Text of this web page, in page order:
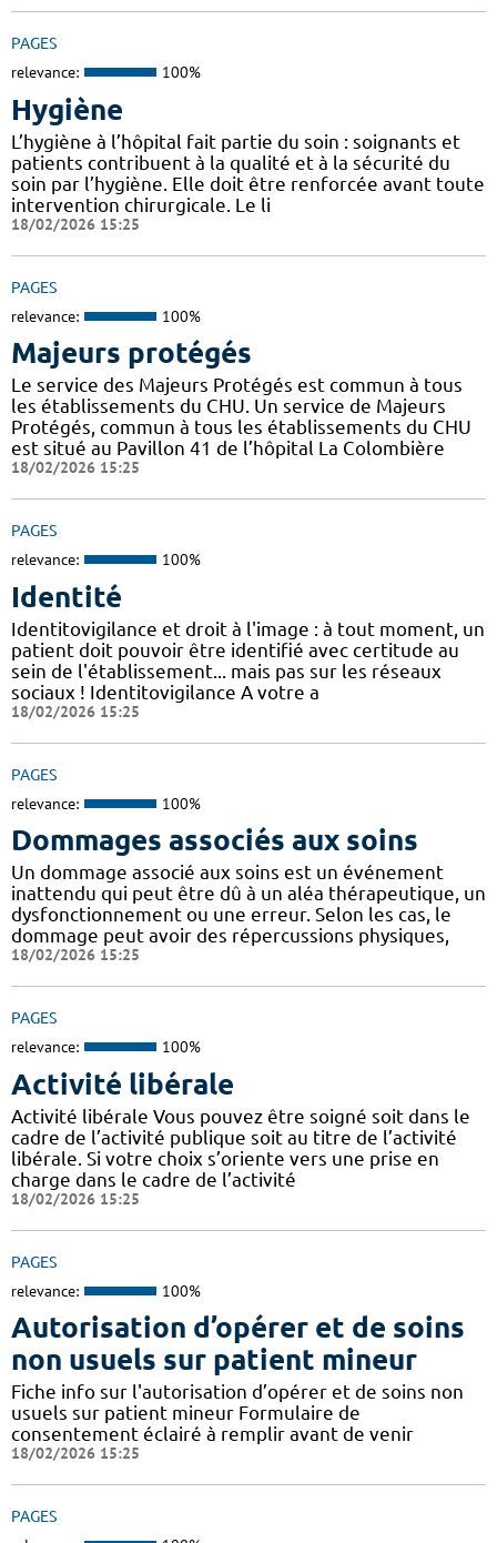
PAGES
relevance: 100%
Hygiène
L’hygiène à l’hôpital fait partie du soin : soignants et
patients contribuent à la qualité et à la sécurité du
soin par l’hygiène. Elle doit être renforcée avant toute
intervention chirurgicale. Le li
18/02/2026 15:25
PAGES
relevance: 100%
Majeurs protégés
Le service des Majeurs Protégés est commun à tous
les établissements du CHU. Un service de Majeurs
Protégés, commun à tous les établissements du CHU
est situé au Pavillon 41 de l’hôpital La Colombière
18/02/2026 15:25
PAGES
relevance: 100%
Identité
Identitovigilance et droit à l'image : à tout moment, un
patient doit pouvoir être identifié avec certitude au
sein de l'établissement... mais pas sur les réseaux
sociaux ! Identitovigilance A votre a
18/02/2026 15:25
PAGES
relevance: 100%
Dommages associés aux soins
Un dommage associé aux soins est un événement
inattendu qui peut être dû à un aléa thérapeutique, un
dysfonctionnement ou une erreur. Selon les cas, le
dommage peut avoir des répercussions physiques,
18/02/2026 15:25
PAGES
relevance: 100%
Activité libérale
Activité libérale Vous pouvez être soigné soit dans le
cadre de l’activité publique soit au titre de l’activité
libérale. Si votre choix s’oriente vers une prise en
charge dans le cadre de l’activité
18/02/2026 15:25
PAGES
relevance: 100%
Autorisation d’opérer et de soins
non usuels sur patient mineur
Fiche info sur l'autorisation d’opérer et de soins non
usuels sur patient mineur Formulaire de
consentement éclairé à remplir avant de venir
18/02/2026 15:25
PAGES